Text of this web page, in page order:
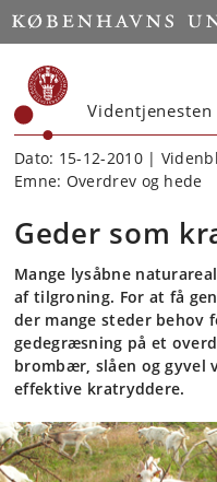
Start
Videntjenesten
Dato: 15-12-2010 |
Emne: Overdrev og hede
Geder som
Mange lysåbne
af tilgroning. For at få
der mange steder behov
gedegræsning på et
brombær, slåen og gyvel
effektive kratryddere.